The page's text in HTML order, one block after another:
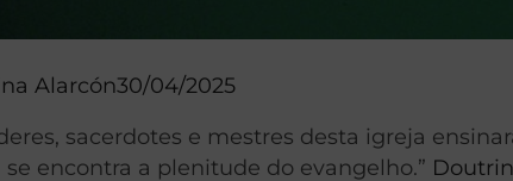
Alarcón30/04/2025
sacerdotes e mestres desta igreja
encontra a plenitude do evangelho.”